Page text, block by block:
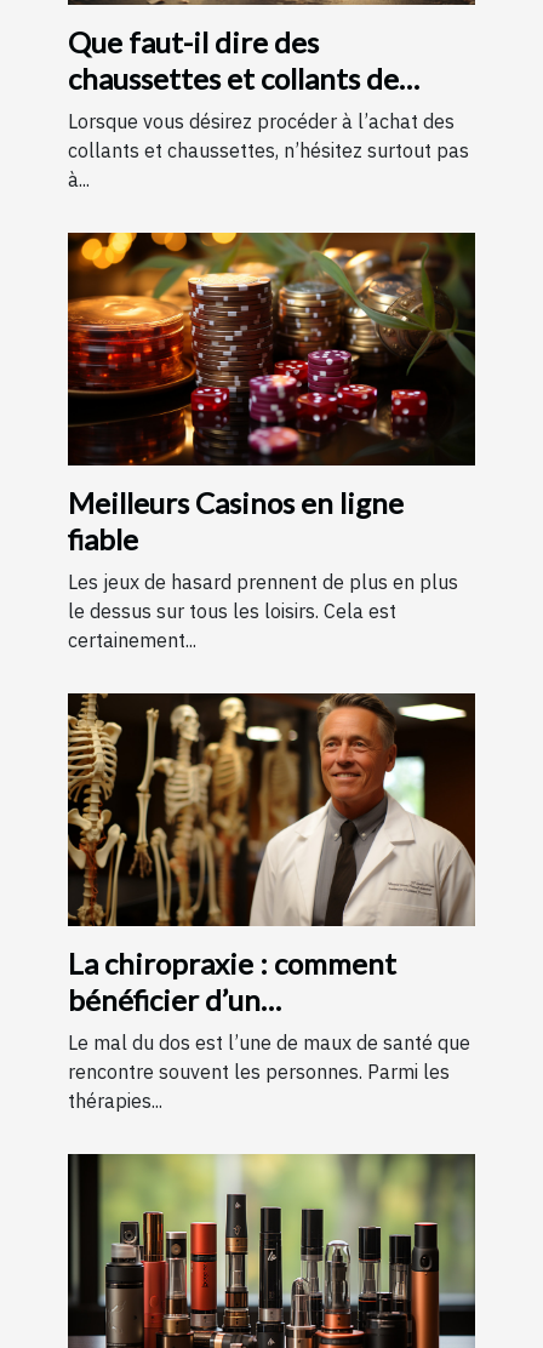
Que faut-il dire des
chaussettes et collants de
contention ?
Lorsque vous désirez procéder à l’achat des
collants et chaussettes, n’hésitez surtout pas
à...
Meilleurs Casinos en ligne
fiable
Les jeux de hasard prennent de plus en plus
le dessus sur tous les loisirs. Cela est
certainement...
La chiropraxie : comment
bénéficier d’un
remboursement ?
Le mal du dos est l’une de maux de santé que
rencontre souvent les personnes. Parmi les
thérapies...